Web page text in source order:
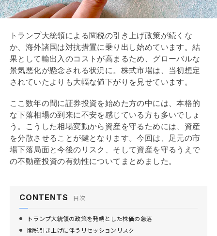
トランプ大統領による関税の引き上げ政策が続くな
か、海外諸国は対抗措置に乗り出し始めています。結
果として輸出入のコストが高まるため、グローバルな
景気悪化が懸念される状況に。株式市場は、当初想定
されていたよりも大幅な値下がりを見せています。
ここ数年の間に証券投資を始めた方の中には、本格的
な下落相場の到来に不安を感じている方も多いでしょ
う。こうした相場変動から資産を守るためには、資産
を分散させることが鍵となります。今回は、足元の市
場下落局面と今後のリスク、そして資産を守るうえで
の不動産投資の有効性についてまとめました。
CONTENTS 目次
トランプ大統領の政策を発端とした株価の急落
関税引き上げに伴うリセッションリスク